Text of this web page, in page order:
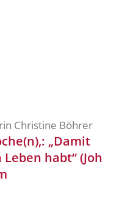
Christine Böhrer
„Damit
habt“ (Joh